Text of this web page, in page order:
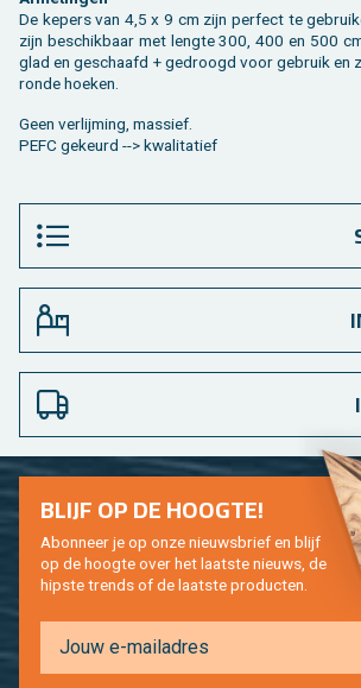
De ke­pers van 4,5 x 9 cm zijn per­fect te
zijn be­schik­baar met leng­te 300, 400 en 500
glad en ge­schaafd + ge­droogd voor ge­bruik en
ron­de hoe­ken.
Geen ver­lij­ming, mas­sief.
PEFC ge­keurd --> kwa­li­ta­tief
BLIJF OP DE HOOG­TE!
Abon­neer je op onze nieuws­brief en blijf
op de hoog­te over het laat­ste nieuws, de
hip­s­te trends of de laat­ste pro­duc­ten.